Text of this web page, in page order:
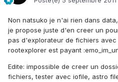
Non natsuko je n'ai rien dans
je propose juste d'en creer un
pas d'explorateur de fichiers avec
rootexplorer est payant
Edite: impossible de creer un
fichiers, tester avec iofile, astro